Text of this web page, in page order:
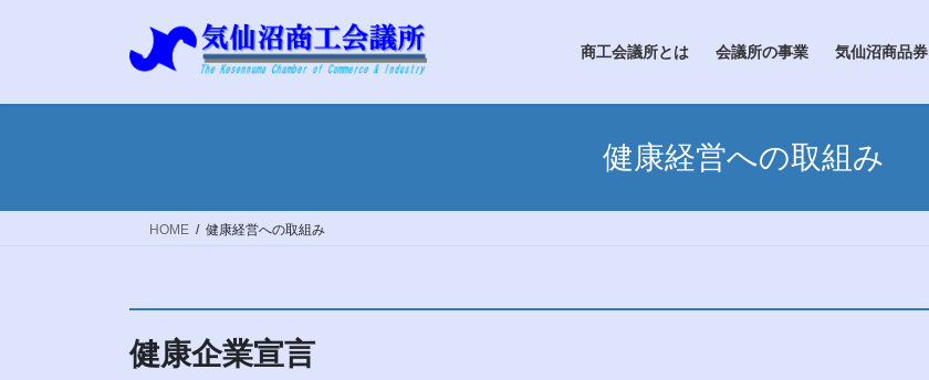
商工会議所とは 会議所の事業 気仙沼商品券
健康経営への取組み
HOME 健康経営への取組み
健康企業宣言